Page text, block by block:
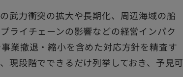
武力衝突の拡大や長期化、周辺海域の船
ライチェーンの影響などの経営インパク
業撤退・縮小を含めた対応方針を精査す
現段階でできるだけ列挙しておき、予見可